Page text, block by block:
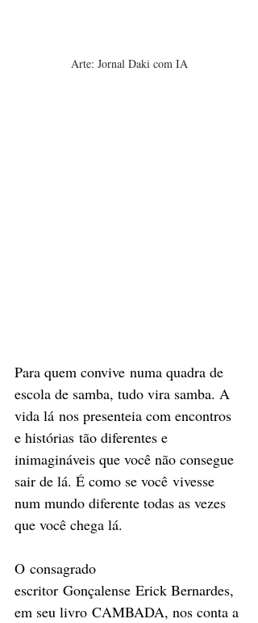
Arte: Jornal Daki com IA
Para quem convive numa quadra de
escola de samba, tudo vira samba. A
vida lá nos presenteia com encontros
e histórias tão diferentes e
inimagináveis que você não consegue
sair de lá. É como se você vivesse
num mundo diferente todas as vezes
que você chega lá.
O consagrado
escritor Gonçalense Erick Bernardes,
em seu livro CAMBADA, nos conta a